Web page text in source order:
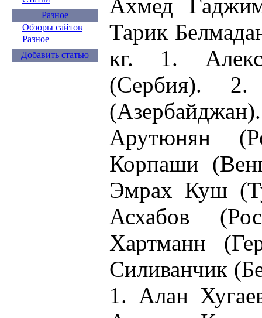
Разное
Обзоры сайтов
Разное
Добавить статью
Ахмед
Тарик
кг. 1.
(Сербия). 2.
Арутюнян
Корпаши
Эмрах Куш
Асхабов
Хартманн
Силиванчик
1. Алан